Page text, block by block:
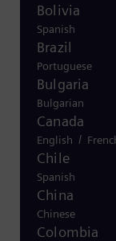
Bolivia
Spanish
Brazil
Portuguese
Bulgaria
Bulgarian
Canada
English /
Chile
Spanish
China
Chinese
Colombia